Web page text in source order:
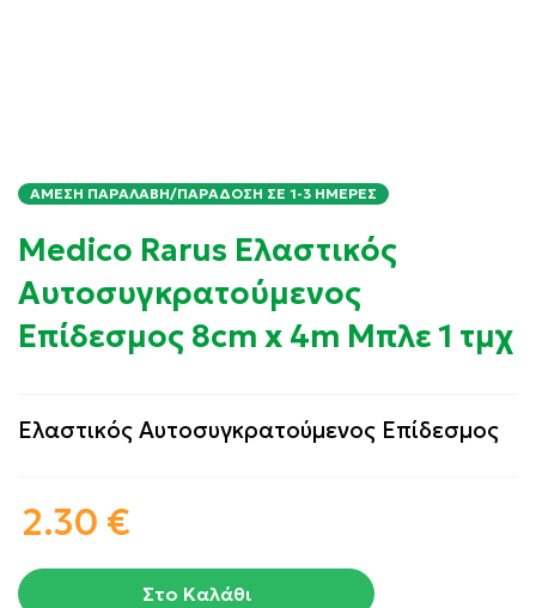
ΆΜΕΣΗ ΠΑΡΑΛΑΒΉ/ΠΑΡΆΔΟΣΗ ΣΕ 1-3 ΗΜΈΡΕΣ
Medico Rarus Ελαστικός
Αυτοσυγκρατούμενος
Επίδεσμος 8cm x 4m Μπλε 1 τμχ
Ελαστικός Αυτοσυγκρατούμενος Επίδεσμος
2.30 €
Στο Καλάθι